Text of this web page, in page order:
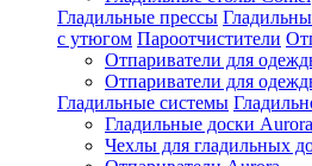
Гладильные прессы
с утюгом Пароотчистители
Отпариватели для
Отпариватели для
Гладильные системы
Гладильные доски Aurora
Чехлы для гладильных